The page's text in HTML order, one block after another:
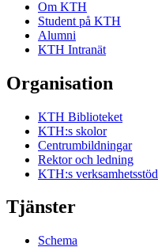
Om KTH
Student på KTH
Alumni
KTH Intranät
Organisation
KTH Biblioteket
KTH:s skolor
Centrumbildningar
Rektor och ledning
KTH:s verksamhetsstöd
Tjänster
Schema